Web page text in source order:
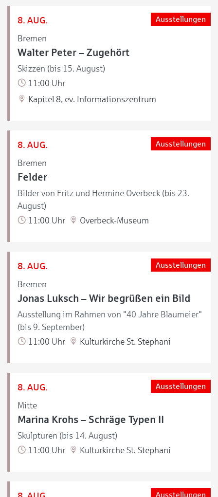
8. AUG.
Bremen
Ausstellungen
Walter Peter – Zugehört
Skizzen (bis 15. August)
11:00 Uhr
Kapitel 8, ev. Informationszentrum
8. AUG.
Bremen
Ausstellungen
Felder
Bilder von Fritz und Hermine Overbeck (bis 23.
August)
11:00 Uhr
Overbeck-Museum
8. AUG.
Bremen
Ausstellungen
Jonas Luksch – Wir begrüßen ein Bild
Ausstellung im Rahmen von "40 Jahre Blaumeier"
(bis 9. September)
11:00 Uhr
Kulturkirche St. Stephani
8. AUG.
Mitte
Ausstellungen
Marina Krohs – Schräge Typen II
Skulpturen (bis 14. August)
11:00 Uhr
Kulturkirche St. Stephani
Ausstellungen